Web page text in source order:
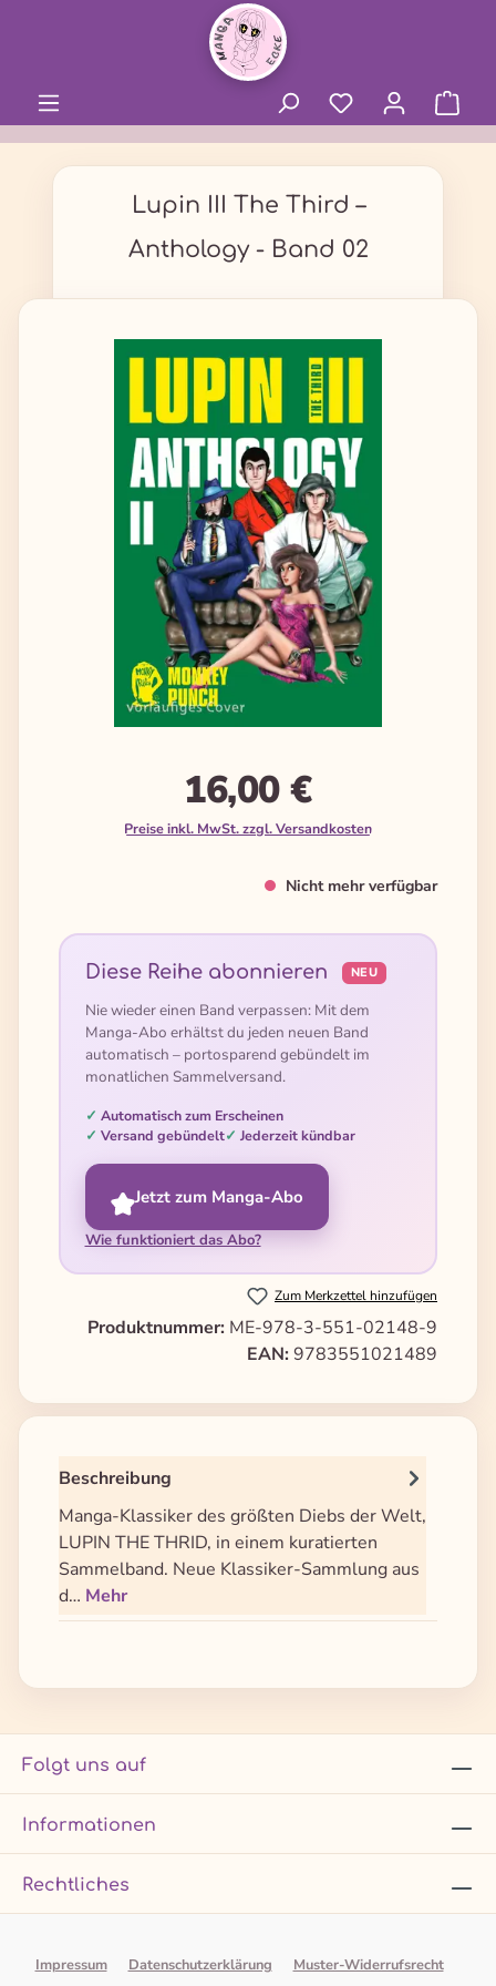
Lupin III The Third –
Anthology - Band 02
Bildergalerie überspringen
16,00 €
Preise inkl. MwSt. zzgl. Versandkosten
Nicht mehr verfügbar
Diese Reihe abonnieren NEU
Nie wieder einen Band verpassen: Mit dem
Manga-Abo erhältst du jeden neuen Band
automatisch – portosparend gebündelt im
monatlichen Sammelversand.
Automatisch zum Erscheinen
Versand gebündelt
Jederzeit kündbar
Jetzt zum Manga-Abo
Wie funktioniert das Abo?
Zum Merkzettel hinzufügen
Produktnummer: ME-978-3-551-02148-9
EAN: 9783551021489
Beschreibung
Manga-Klassiker des größten Diebs der Welt,
LUPIN THE THRID, in einem kuratierten
Sammelband. Neue Klassiker-Sammlung aus
d… Mehr
Folgt uns auf
Informationen
Rechtliches
Impressum Datenschutzerklärung Muster-Widerrufsrecht